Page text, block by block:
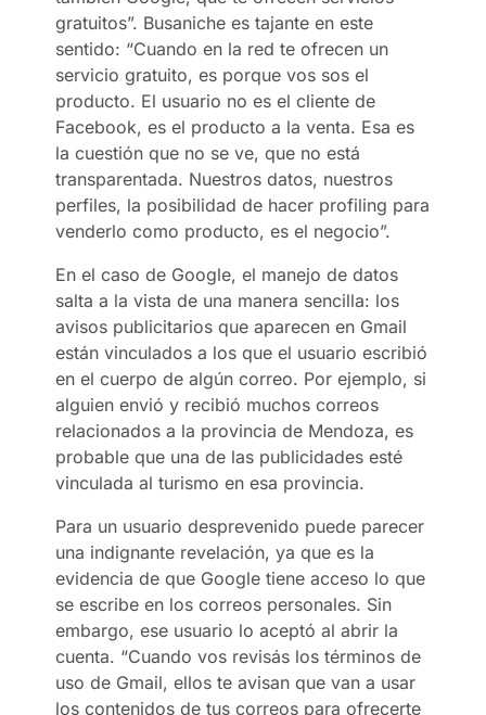
gratuitos”. Busaniche es tajante en este
sentido: “Cuando en la red te ofrecen un
servicio gratuito, es porque vos sos el
producto. El usuario no es el cliente de
Facebook, es el producto a la venta. Esa es
la cuestión que no se ve, que no está
transparentada. Nuestros datos, nuestros
perfiles, la posibilidad de hacer profiling para
venderlo como producto, es el negocio”.
En el caso de Google, el manejo de datos
salta a la vista de una manera sencilla: los
avisos publicitarios que aparecen en Gmail
están vinculados a los que el usuario escribió
en el cuerpo de algún correo. Por ejemplo, si
alguien envió y recibió muchos correos
relacionados a la provincia de Mendoza, es
probable que una de las publicidades esté
vinculada al turismo en esa provincia.
Para un usuario desprevenido puede parecer
una indignante revelación, ya que es la
evidencia de que Google tiene acceso lo que
se escribe en los correos personales. Sin
embargo, ese usuario lo aceptó al abrir la
cuenta. “Cuando vos revisás los términos de
uso de Gmail, ellos te avisan que van a usar
los contenidos de tus correos para ofrecerte